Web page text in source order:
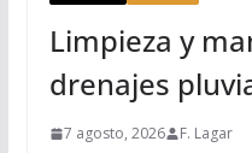
Limpieza y
drenajes
7 agosto, 2026 F. Lagar